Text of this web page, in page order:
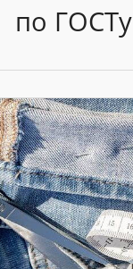
по ГОСТу